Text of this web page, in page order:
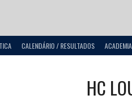
CALENDÁRIO / RESULTADOS
HC